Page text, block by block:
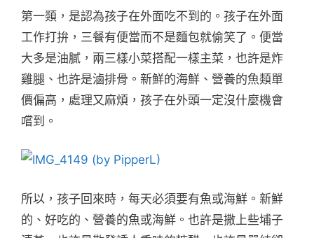
第一類，是認為孩子在外面吃不到的。孩子在外面
工作打拚，三餐有便當而不是麵包就偷笑了。便當
大多是油膩，兩三樣小菜搭配一樣主菜，也許是炸
雞腿、也許是滷排骨。新鮮的海鮮、營養的魚類單
價偏高，處理又麻煩，孩子在外頭一定沒什麼機會
嚐到。
所以，孩子回來時，每天必須要有魚或海鮮。新鮮
的、好吃的、營養的魚或海鮮。也許是撒上些埔子